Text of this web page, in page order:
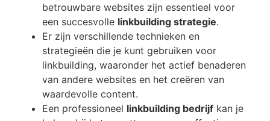
betrouwbare websites zijn essentieel voor
een succesvolle linkbuilding strategie.
Er zijn verschillende technieken en
strategieën die je kunt gebruiken voor
linkbuilding, waaronder het actief benaderen
van andere websites en het creëren van
waardevolle content.
Een professioneel linkbuilding bedrijf kan je